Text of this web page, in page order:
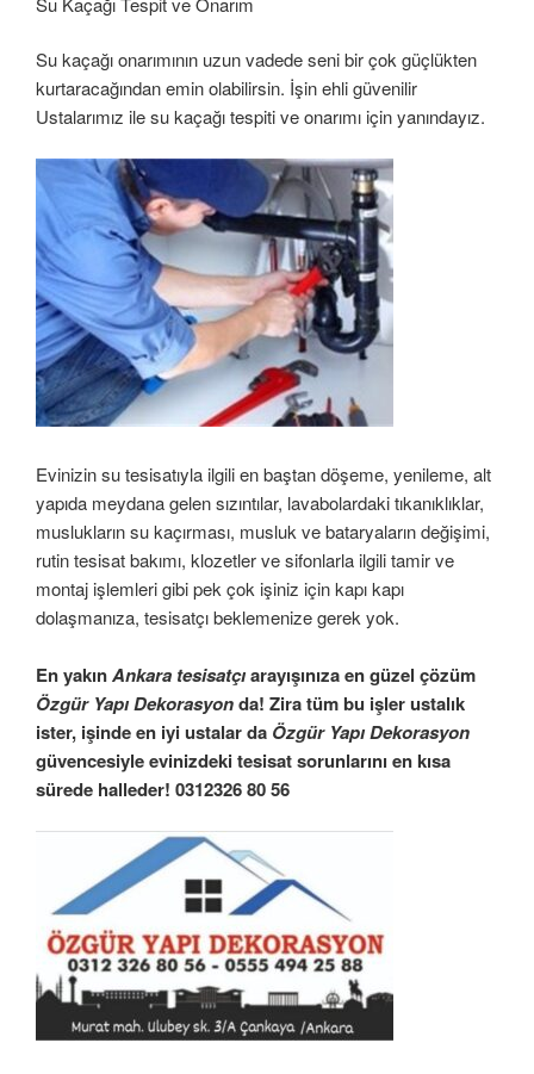
Su kaçağı onarımının uzun vadede seni bir çok güçlükten
kurtaracağından emin olabilirsin. İşin ehli güvenilir
Ustalarımız ile su kaçağı tespiti ve onarımı için yanındayız.
Evinizin su tesisatıyla ilgili en baştan döşeme, yenileme, alt
yapıda meydana gelen sızıntılar, lavabolardaki tıkanıklıklar,
muslukların su kaçırması, musluk ve bataryaların değişimi,
rutin tesisat bakımı, klozetler ve sifonlarla ilgili tamir ve
montaj işlemleri gibi pek çok işiniz için kapı kapı
dolaşmanıza, tesisatçı beklemenize gerek yok.
En yakınAnkara tesisatçıarayışınıza en güzel çözüm
Özgür Yapı Dekorasyonda! Zira tüm bu işler ustalık
ister, işinde en iyi ustalar da Özgür Yapı Dekorasyon
güvencesiyle evinizdeki tesisat sorunlarını en kısa
sürede halleder! 0312326 80 56